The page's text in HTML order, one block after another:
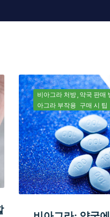
비아그라 처방 약국 판매
아그라 부작용 구매 시 팁